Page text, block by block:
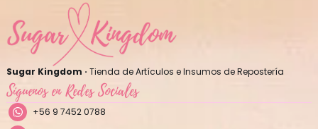
Sugar Kingdom · Tienda de Artículos e Insumos de Repostería
Síguenos en Redes Sociales
+56 9 7452 0788